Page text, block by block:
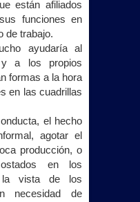
están afiliados
funciones en
de trabajo.
ayudaría al
a los propios
formas a la hora
en las cuadrillas
el hecho
agotar el
producción, o
en los
vista de los
necesidad de